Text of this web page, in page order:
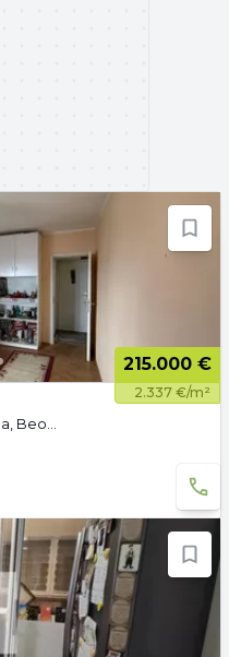
215.000 €
2.337 €/m²
Vidikovački venac, Rakovica opština, Beograd